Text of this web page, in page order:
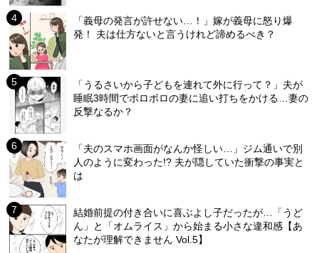
「義母の発言が許せない…！」嫁が義母に怒り爆
発！ 夫は仕方ないと言うけれど諦めるべき？
「うるさいから子どもを連れて外に行って？」夫が
睡眠3時間でボロボロの妻に追い打ちをかける…妻の
反撃なるか？
「夫のスマホ画面がなんか怪しい…」ジム通いで別
人のように変わった!? 夫が隠していた衝撃の事実と
は
結婚前提の付き合いに喜ぶよし子だったが…「うど
ん」と「オムライス」から始まる小さな違和感【あ
なたが理解できません Vol.5】